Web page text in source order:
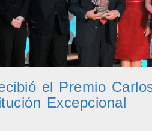
el Premio
Excepcional